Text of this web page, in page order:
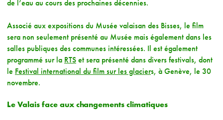
de l’eau au cours des prochaines décennies.
Associé aux expositions du Musée valaisan des Bisses, le film
sera non seulement présenté au Musée mais également dans les
salles publiques des communes intéressées. Il est également
programmé sur la RTSet sera présenté dans divers festivals, dont
le Festival international du film sur les glaciers, à Genève, le 30
novembre.
Le Valais face aux changements climatiques